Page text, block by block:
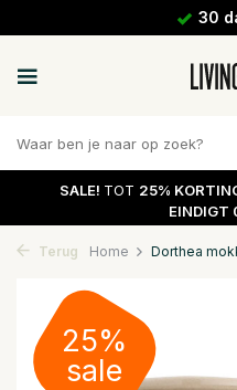
30
SALE! TOT 25%
Terug Home Dorthea
25%
sale